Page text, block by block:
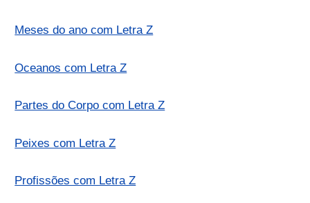
Meses do ano com Letra Z
Oceanos com Letra Z
Partes do Corpo com Letra Z
Peixes com Letra Z
Profissões com Letra Z